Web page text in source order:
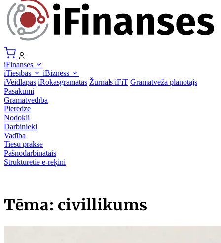
iFinanses
iTiesības
iBizness
iVeidlapas iRokasgrāmatas Žurnāls iFiT Grāmatveža plānotājs
Pasākumi
Grāmatvedība
Pieredze
Nodokļi
Darbinieki
Vadība
Tiesu prakse
Pašnodarbinātais
Strukturētie e-rēķini
Tēma: civillikums